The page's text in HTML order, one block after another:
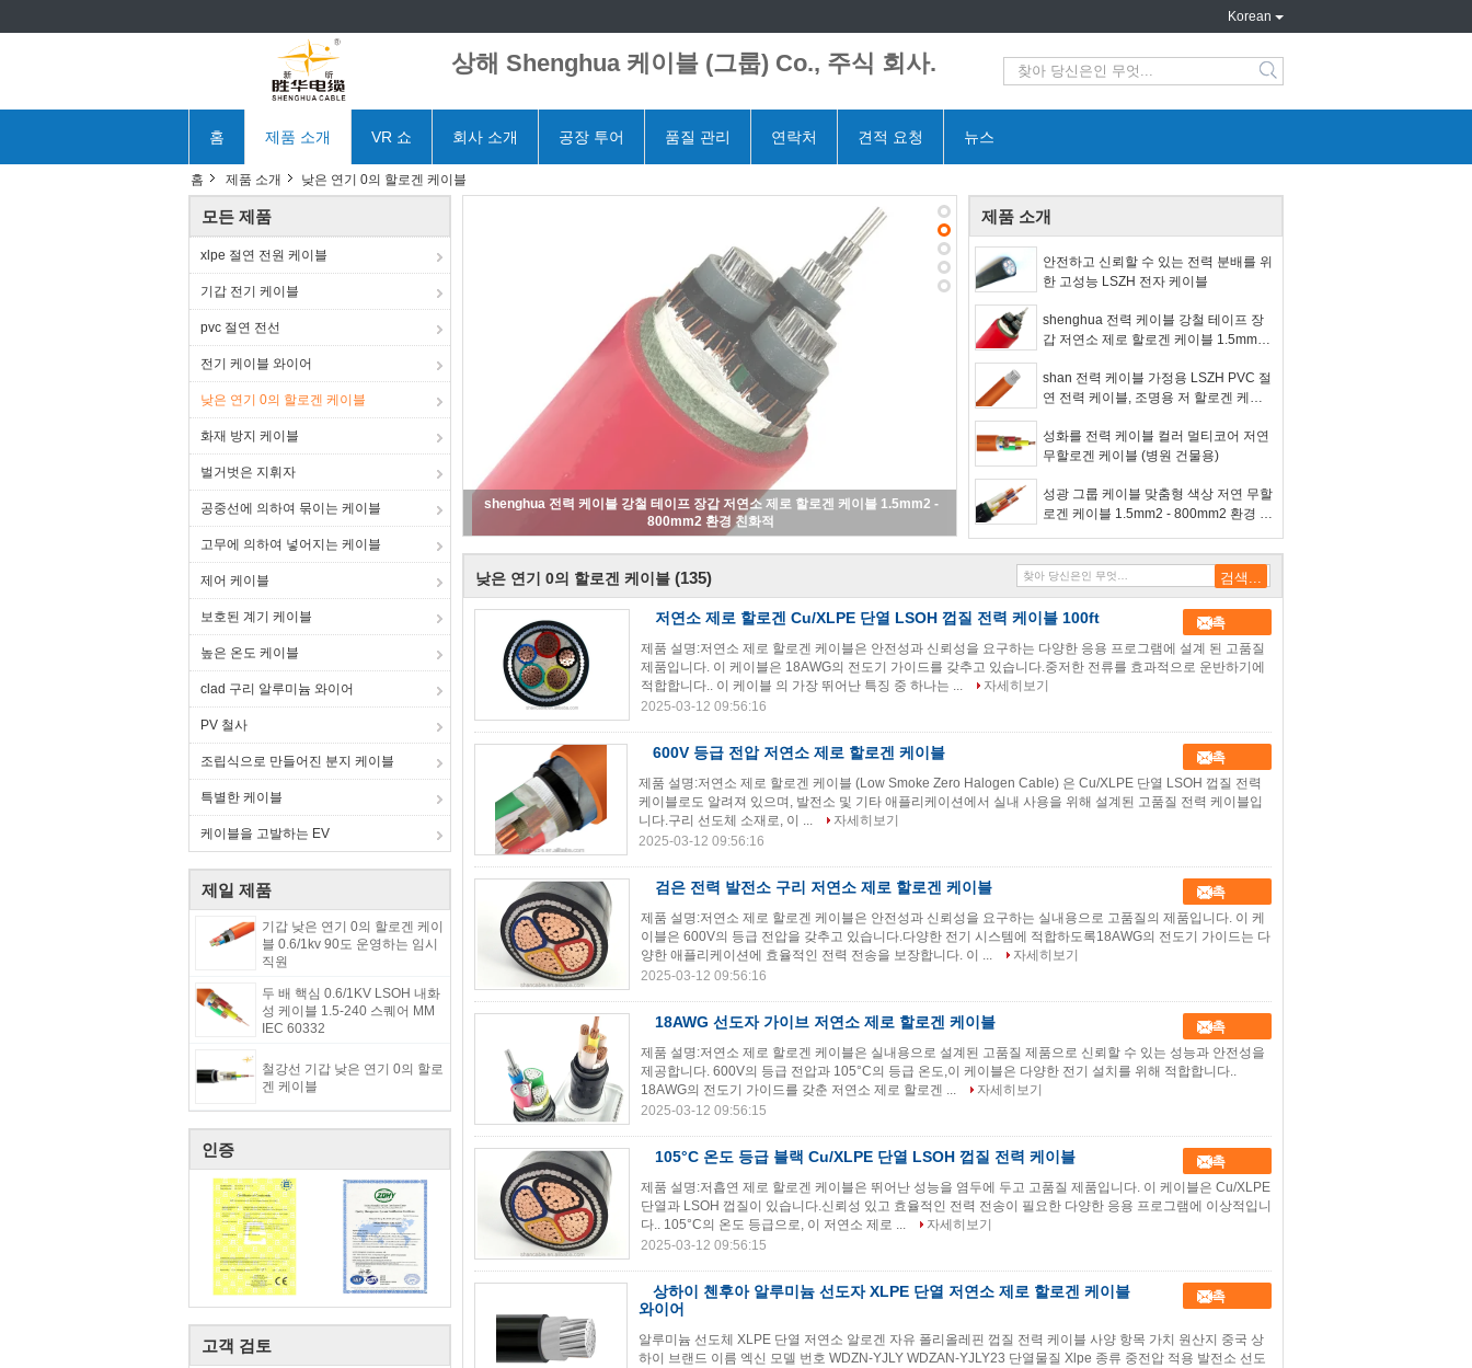
Korean
상해 Shenghua 케이블 (그룹) Co., 주식 회사.
search
홈 제품 소개 VR 쇼 회사 소개 공장 투어 품질 관리 연락처 견적 요청 뉴스
홈 제품 소개 낮은 연기 0의 할로겐 케이블
모든 제품
xlpe 절연 전원 케이블
기갑 전기 케이블
pvc 절연 전선
전기 케이블 와이어
낮은 연기 0의 할로겐 케이블
화재 방지 케이블
벌거벗은 지휘자
공중선에 의하여 묶이는 케이블
고무에 의하여 넣어지는 케이블
제어 케이블
보호된 계기 케이블
높은 온도 케이블
clad 구리 알루미늄 와이어
PV 철사
조립식으로 만들어진 분지 케이블
특별한 케이블
케이블을 고발하는 EV
제일 제품
기갑 낮은 연기 0의 할로겐 케이
블 0.6/1kv 90도 운영하는 임시
직원
두 배 핵심 0.6/1KV LSOH 내화
성 케이블 1.5-240 스퀘어 MM
IEC 60332
철강선 기갑 낮은 연기 0의 할로
겐 케이블
인증
고객 검토
shenghua 전력 케이블 강철 테이프 장갑 저연소 제로 할로겐 케이블 1.5mm2 -
800mm2 환경 친화적
제품 소개
안전하고 신뢰할 수 있는 전력 분배를 위
한 고성능 LSZH 전자 케이블
shenghua 전력 케이블 강철 테이프 장
갑 저연소 제로 할로겐 케이블 1.5mm2 -
shan 전력 케이블 가정용 LSZH PVC 절
연 전력 케이블, 조명용 저 할로겐 케이
성화를 전력 케이블 컬러 멀티코어 저연
무할로겐 케이블 (병원 건물용)
성광 그룹 케이블 맞춤형 색상 저연 무할
로겐 케이블 1.5mm2 - 800mm2 환경 보
낮은 연기 0의 할로겐 케이블 (135)
저연소 제로 할로겐 Cu/XLPE 단열 LSOH 껍질 전력 케이블 100ft 접촉
제품 설명:저연소 제로 할로겐 케이블은 안전성과 신뢰성을 요구하는 다양한 응용 프로그램에 설계 된 고품질
제품입니다. 이 케이블은 18AWG의 전도기 가이드를 갖추고 있습니다.중저한 전류를 효과적으로 운반하기에
적합합니다.. 이 케이블 의 가장 뛰어난 특징 중 하나는 ...
자세히보기
2025-03-12 09:56:16
600V 등급 전압 저연소 제로 할로겐 케이블 접촉
제품 설명:저연소 제로 할로겐 케이블 (Low Smoke Zero Halogen Cable) 은 Cu/XLPE 단열 LSOH 껍질 전력
케이블로도 알려져 있으며, 발전소 및 기타 애플리케이션에서 실내 사용을 위해 설계된 고품질 전력 케이블입
니다.구리 선도체 소재로, 이 ...
자세히보기
2025-03-12 09:56:16
검은 전력 발전소 구리 저연소 제로 할로겐 케이블 접촉
제품 설명:저연소 제로 할로겐 케이블은 안전성과 신뢰성을 요구하는 실내용으로 고품질의 제품입니다. 이 케
이블은 600V의 등급 전압을 갖추고 있습니다.다양한 전기 시스템에 적합하도록18AWG의 전도기 가이드는 다
양한 애플리케이션에 효율적인 전력 전송을 보장합니다. 이 ...
자세히보기
2025-03-12 09:56:16
18AWG 선도자 가이브 저연소 제로 할로겐 케이블 접촉
제품 설명:저연소 제로 할로겐 케이블은 실내용으로 설계된 고품질 제품으로 신뢰할 수 있는 성능과 안전성을
제공합니다. 600V의 등급 전압과 105°C의 등급 온도,이 케이블은 다양한 전기 설치를 위해 적합합니다..
18AWG의 전도기 가이드를 갖춘 저연소 제로 할로겐 ...
자세히보기
2025-03-12 09:56:15
105°C 온도 등급 블랙 Cu/XLPE 단열 LSOH 껍질 전력 케이블 접촉
제품 설명:저흡연 제로 할로겐 케이블은 뛰어난 성능을 염두에 두고 고품질 제품입니다. 이 케이블은 Cu/XLPE
단열과 LSOH 껍질이 있습니다.신뢰성 있고 효율적인 전력 전송이 필요한 다양한 응용 프로그램에 이상적입니
다.. 105°C의 온도 등급으로, 이 저연소 제로 ...
자세히보기
2025-03-12 09:56:15
상하이 첸후아 알루미늄 선도자 XLPE 단열 저연소 제로 할로겐 케이블
와이어
접촉
알루미늄 선도체 XLPE 단열 저연소 알로겐 자유 폴리올레핀 껍질 전력 케이블 사양 항목 가치 원산지 중국 상
하이 브랜드 이름 엑신 모델 번호 WDZN-YJLY WDZAN-YJLY23 단열물질 Xlpe 종류 중전압 적용 발전소 선도